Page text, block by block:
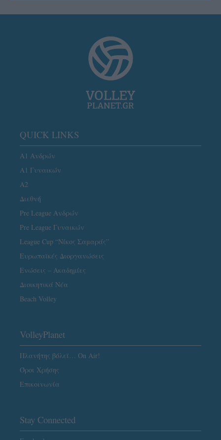
QUICK LINKS
Α1 Ανδρών
Α1 Γυναικών
A2
Διεθνή
Pre League Ανδρών
Pre League Γυναικών
League Cup “Νίκος Σαμαράς”
Ευρωπαϊκές Διοργανώσεις
Ενώσεις – Ακαδημίες
Διοικητικά Νέα
Beach Volley
VolleyPlanet
Πλανήτης βόλεϊ… On Air!
Όροι Χρήσης
Επικοινωνία
Stay Connected